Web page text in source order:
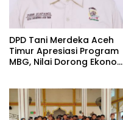
DPD Tani Merdeka Aceh
Timur Apresiasi Program
MBG, Nilai Dorong Ekonomi